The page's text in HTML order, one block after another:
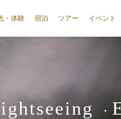
・体験 宿泊 ツアー イベント
・